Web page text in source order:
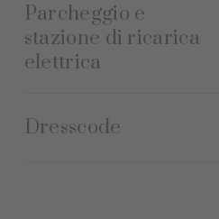
Parcheggio e
stazione di ricarica
elettrica
Dresscode